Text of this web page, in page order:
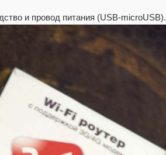
и провод питания (USB-microUSB).